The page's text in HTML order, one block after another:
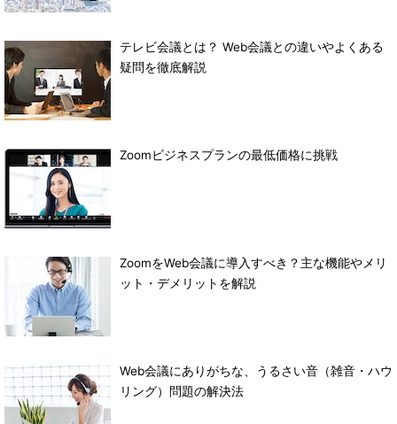
テレビ会議とは？ Web会議との違いやよくある
疑問を徹底解説
Zoomビジネスプランの最低価格に挑戦
ZoomをWeb会議に導入すべき？主な機能やメリ
ット・デメリットを解説
Web会議にありがちな、うるさい音（雑音・ハウ
リング）問題の解決法